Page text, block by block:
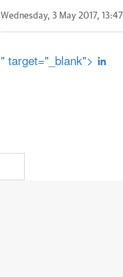
Wednesday, 3 May 2017, 13:47
" target="_blank">